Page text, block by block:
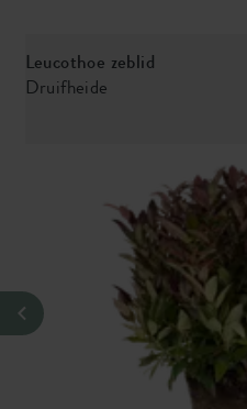
Leucothoe zeblid
Druifheide